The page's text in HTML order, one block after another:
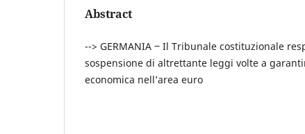
Abstract
--> GERMANIA ‒ Il Tribunale costituzionale
sospensione di altrettante leggi volte a
economica nell’area euro